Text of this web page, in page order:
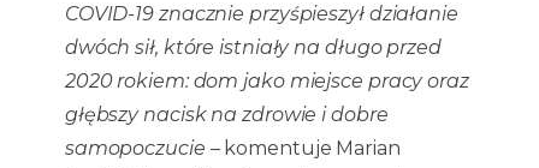
COVID-19 znacznie przyśpieszył działanie
dwóch sił, które istniały na długo przed
2020 rokiem: dom jako miejsce pracy oraz
głębszy nacisk na zdrowie i dobre
samopoczucie – komentuje Marian